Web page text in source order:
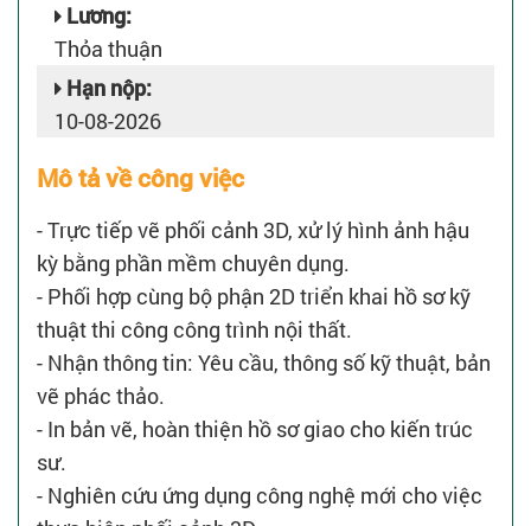
Lương:
Thỏa thuận
Hạn nộp:
10-08-2026
Mô tả về công việc
- Trực tiếp vẽ phối cảnh 3D, xử lý hình ảnh hậu
kỳ bằng phần mềm chuyên dụng.
- Phối hợp cùng bộ phận 2D triển khai hồ sơ kỹ
thuật thi công công trình nội thất.
- Nhận thông tin: Yêu cầu, thông số kỹ thuật, bản
vẽ phác thảo.
- In bản vẽ, hoàn thiện hồ sơ giao cho kiến trúc
sư.
- Nghiên cứu ứng dụng công nghệ mới cho việc